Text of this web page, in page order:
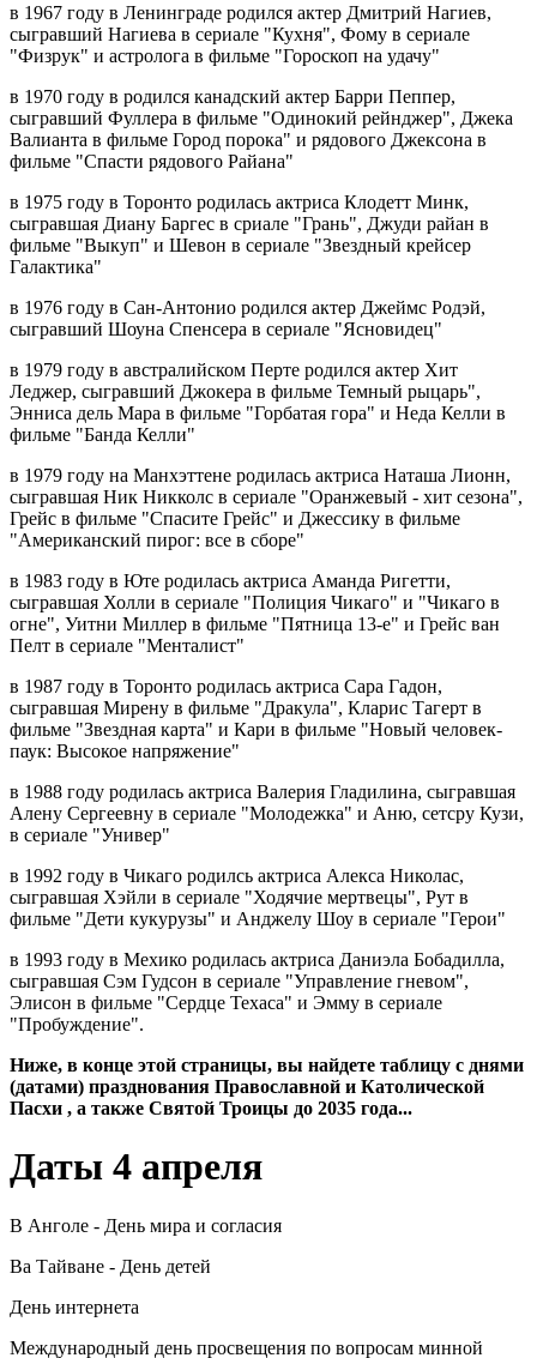
в 1967 году в Ленинграде родился актер Дмитрий Нагиев,
сыгравший Нагиева в сериале "Кухня", Фому в сериале
"Физрук" и астролога в фильме "Гороскоп на удачу"
в 1970 году в родился канадский актер Барри Пеппер,
сыгравший Фуллера в фильме "Одинокий рейнджер", Джека
Валианта в фильме Город порока" и рядового Джексона в
фильме "Спасти рядового Райана"
в 1975 году в Торонто родилась актриса Клодетт Минк,
сыгравшая Диану Баргес в сриале "Грань", Джуди райан в
фильме "Выкуп" и Шевон в сериале "Звездный крейсер
Галактика"
в 1976 году в Сан-Антонио родился актер Джеймс Родэй,
сыгравший Шоуна Спенсера в сериале "Ясновидец"
в 1979 году в австралийском Перте родился актер Хит
Леджер, сыгравший Джокера в фильме Темный рыцарь",
Энниса дель Мара в фильме "Горбатая гора" и Неда Келли в
фильме "Банда Келли"
в 1979 году на Манхэттене родилась актриса Наташа Лионн,
сыгравшая Ник Никколс в сериале "Оранжевый - хит сезона",
Грейс в фильме "Спасите Грейс" и Джессику в фильме
"Американский пирог: все в сборе"
в 1983 году в Юте родилась актриса Аманда Ригетти,
сыгравшая Холли в сериале "Полиция Чикаго" и "Чикаго в
огне", Уитни Миллер в фильме "Пятница 13-е" и Грейс ван
Пелт в сериале "Менталист"
в 1987 году в Торонто родилась актриса Сара Гадон,
сыгравшая Мирену в фильме "Дракула", Кларис Тагерт в
фильме "Звездная карта" и Кари в фильме "Новый человек-
паук: Высокое напряжение"
в 1988 году родилась актриса Валерия Гладилина, сыгравшая
Алену Сергеевну в сериале "Молодежка" и Аню, сетсру Кузи,
в сериале "Универ"
в 1992 году в Чикаго родилсь актриса Алекса Николас,
сыгравшая Хэйли в сериале "Ходячие мертвецы", Рут в
фильме "Дети кукурузы" и Анджелу Шоу в сериале "Герои"
в 1993 году в Мехико родилась актриса Даниэла Бобадилла,
сыгравшая Сэм Гудсон в сериале "Управление гневом",
Элисон в фильме "Сердце Техаса" и Эмму в сериале
"Пробуждение".
Ниже, в конце этой страницы, вы найдете таблицу с днями
(датами) празднования Православной и Католической
Пасхи , а также Святой Троицы до 2035 года...
Даты 4 апреля
В Анголе - День мира и согласия
Ва Тайване - День детей
День интернета
Международный день просвещения по вопросам минной